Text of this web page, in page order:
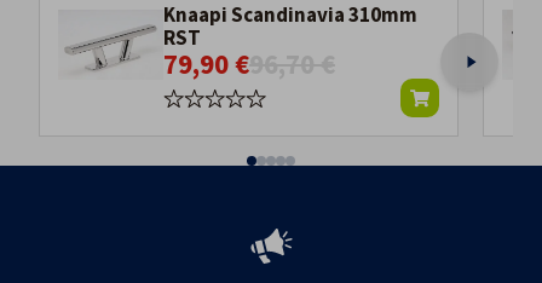
Knaapi Scandinavia 310mm
RST
79,90 €96,70 €